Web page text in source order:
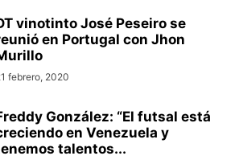
vinotinto José Peseiro se
en Portugal con Jhon
febrero, 2020
González: “El futsal está
en Venezuela y
talentos...